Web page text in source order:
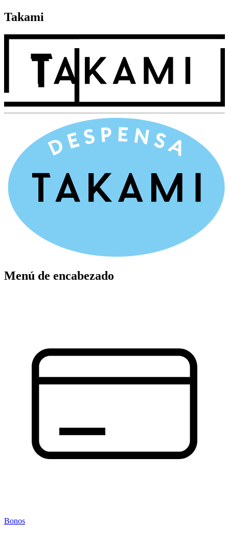
Takami
Menú de encabezado
Bonos